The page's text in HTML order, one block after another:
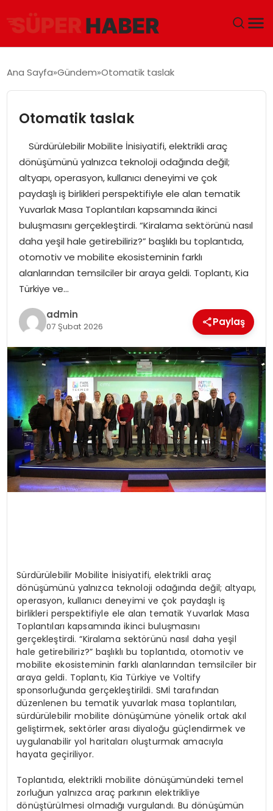
GÜNDEM
DÜNYA
EĞITIM
EKONOMI
MAGAZIN
SAĞLIK
SIYASET
SPOR
TEKNOLOJI
YAŞAM
Ana Sayfa Gündem Otomatik taslak
Otomatik taslak
Sürdürülebilir Mobilite İnisiyatifi, elektrikli araç
dönüşümünü yalnızca teknoloji odağında değil;
altyapı, operasyon, kullanıcı deneyimi ve çok
paydaşlı iş birlikleri perspektifiyle ele alan tematik
Yuvarlak Masa Toplantıları kapsamında ikinci
buluşmasını gerçekleştirdi. “Kiralama sektörünü nasıl
daha yeşil hale getirebiliriz?” başlıklı bu toplantıda,
otomotiv ve mobilite ekosisteminin farklı
alanlarından temsilciler bir araya geldi. Toplantı, Kia
Türkiye ve…
admin
07 Şubat 2026 Paylaş
Sürdürülebilir Mobilite İnisiyatifi, elektrikli araç
dönüşümünü yalnızca teknoloji odağında değil; altyapı,
operasyon, kullanıcı deneyimi ve çok paydaşlı iş
birlikleri perspektifiyle ele alan tematik Yuvarlak Masa
Toplantıları kapsamında ikinci buluşmasını
gerçekleştirdi. “Kiralama sektörünü nasıl daha yeşil
hale getirebiliriz?” başlıklı bu toplantıda, otomotiv ve
mobilite ekosisteminin farklı alanlarından temsilciler bir
araya geldi. Toplantı, Kia Türkiye ve Voltify
sponsorluğunda gerçekleştirildi. SMİ tarafından
düzenlenen bu tematik yuvarlak masa toplantıları,
sürdürülebilir mobilite dönüşümüne yönelik ortak akıl
geliştirmek, sektörler arası diyaloğu güçlendirmek ve
uygulanabilir yol haritaları oluşturmak amacıyla
hayata geçiriliyor.
Toplantıda, elektrikli mobilite dönüşümündeki temel
zorluğun yalnızca araç parkının elektrikliye
dönüştürülmesi olmadığı vurgulandı. Bu dönüşümün